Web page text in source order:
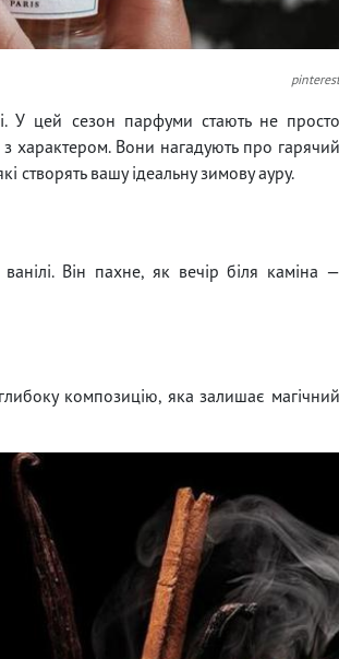
pinterest
У цей сезон парфуми стають не просто
характером. Вони нагадують про гарячий
створять вашу ідеальну зимову ауру.
Він пахне, як вечір біля каміна —
композицію, яка залишає магічний